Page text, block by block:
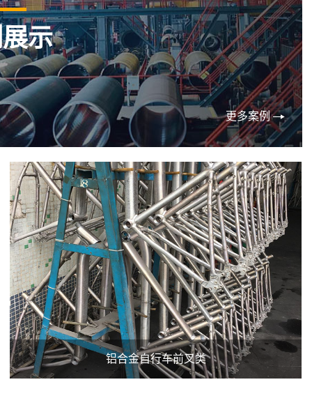
示
更多案例
铝合金自行车前叉类